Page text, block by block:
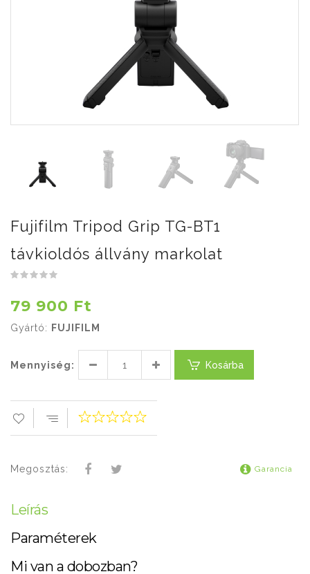
Fujifilm Tripod Grip TG-BT1
távkioldós állvány markolat
79 900 Ft
Gyártó: FUJIFILM
Mennyiség: Kosárba
Megosztás: Garancia
Leírás
Paraméterek
Mi van a dobozban?